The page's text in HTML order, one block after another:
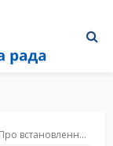
які надаються КП «Софія» Борщагівської сільської ради Бучанського району Київської області”